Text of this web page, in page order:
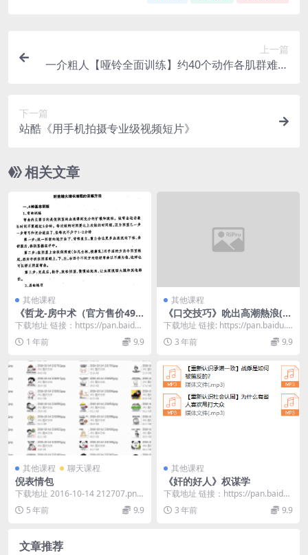
上一篇
一介粗人【哑铃全面训练】约40个动作各肌群难度
下一篇
站酷《用手机拍摄专业级视频短片》
相关文章
其他课程
《哲龙-房中术（官方售价498
元）》
下载地址 链接：https://pan.baidu.
com/s/1fT2MTbv...
1 年前 9.9
其他课程
《口交技巧》吮出高潮熱浪(增
修版)（高清版）
下载地址 链接: https://pan.baidu.c
om/s/1lHpmTY...
3 年前 9.9
其他课程 聊天课程
倪表情包
下载地址 2016-10-14 212707.png
2016-10-14 21...
5 年前 9.9
其他课程
《奸的好人》权谋学
下载地址 链接：https://pan.baidu.
com/s/1vl-7Crm...
3 年前 9.9
文章推荐